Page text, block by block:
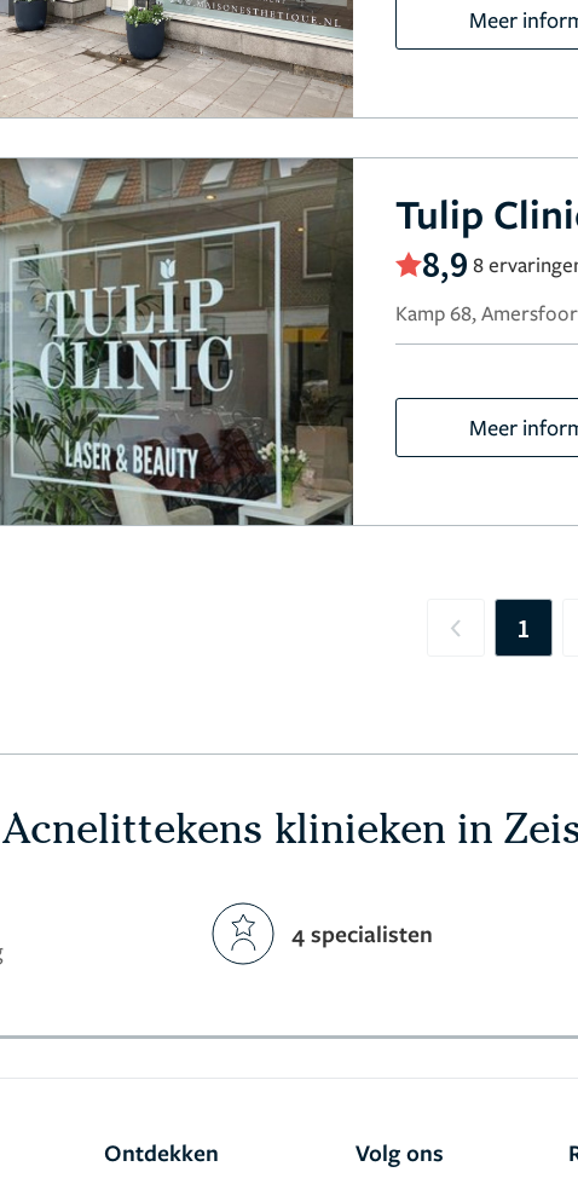
Meer
Tulip
8,9 8
Kamp 68,
Meer
Previous
1
Acnelittekens klinieken in
4 specialisten
Ontdekken Volg ons